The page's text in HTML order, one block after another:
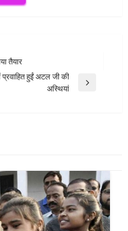
तैयार
हुईं अटल जी की
अस्थियां